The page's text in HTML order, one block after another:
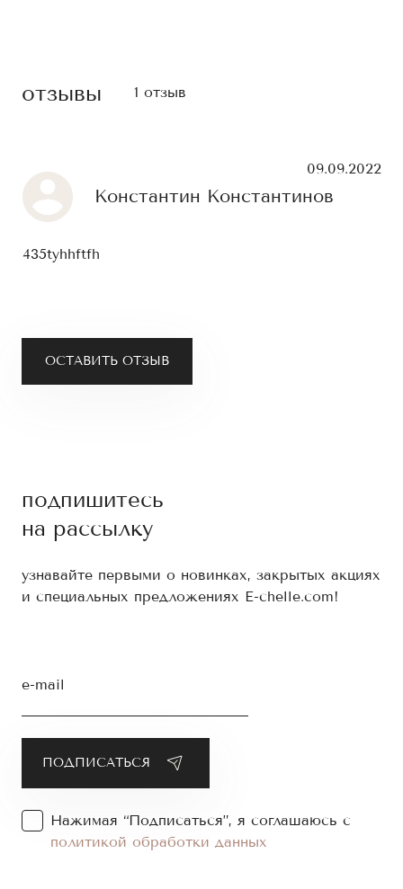
отзывы 1 отзыв
ОСТАВИТЬ ОТЗЫВ
Константин Константинов
09.09.2022
435tyhhftfh
подпишитесь
на рассылку
узнавайте первыми о новинках, закрытых акциях
и специальных предложениях E-chelle.com!
e-mail
Нажимая “Подписаться”, я соглашаюсь с
политикой обработки данных